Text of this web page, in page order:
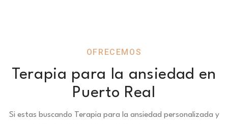
OFRECEMOS
Terapia para la ansiedad en
Puerto Real
Si estas buscando Terapia para la ansiedad personalizada y